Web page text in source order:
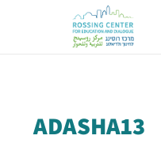
ADASHA13